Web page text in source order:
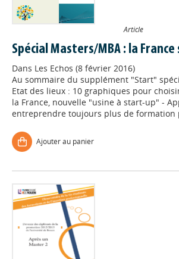
Article
Spécial Masters/MBA : la
Dans Les Echos (8 février 2016)
Au sommaire du supplément "Start"
Etat des lieux : 10 graphiques pour
la France, nouvelle "usine à start-up" -
entreprendre toujours plus de formation
Ajouter au panier